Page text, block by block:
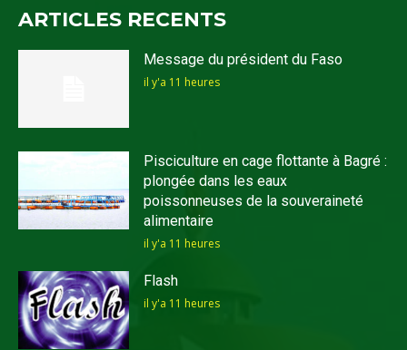
ARTICLES RECENTS
Message du président du Faso
il y'a 11 heures
Pisciculture en cage flottante à Bagré :
plongée dans les eaux
poissonneuses de la souveraineté
alimentaire
il y'a 11 heures
Flash
il y'a 11 heures